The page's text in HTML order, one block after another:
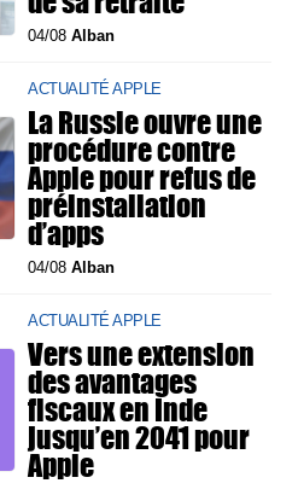
04/08Alban
ACTUALITÉ APPLE
La Russie ouvre une
procédure contre
Apple pour refus de
préinstallation
d’apps
04/08Alban
ACTUALITÉ APPLE
Vers une extension
des avantages
fiscaux en Inde
jusqu’en 2041 pour
Apple